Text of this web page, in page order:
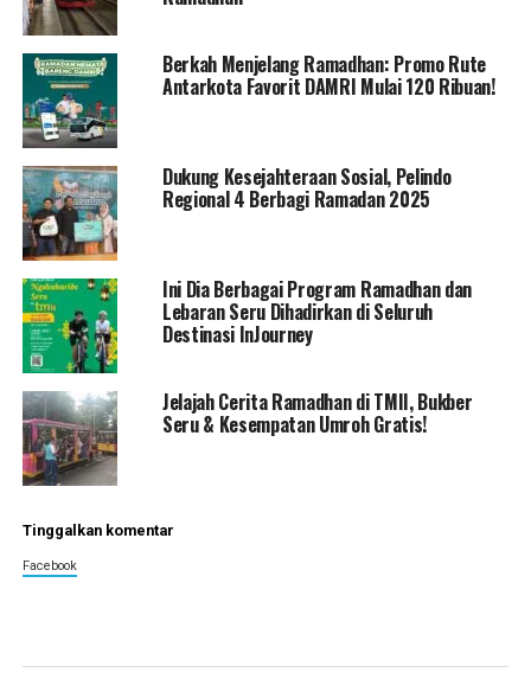
Berkah Menjelang Ramadhan: Promo Rute
Antarkota Favorit DAMRI Mulai 120 Ribuan!
Dukung Kesejahteraan Sosial, Pelindo
Regional 4 Berbagi Ramadan 2025
Ini Dia Berbagai Program Ramadhan dan
Lebaran Seru Dihadirkan di Seluruh
Destinasi InJourney
Jelajah Cerita Ramadhan di TMII, Bukber
Seru & Kesempatan Umroh Gratis!
Tinggalkan komentar
Facebook